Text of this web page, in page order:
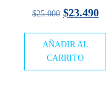
$25.000 El
original
era:
$23.490El
AÑADIR AL
CARRITO